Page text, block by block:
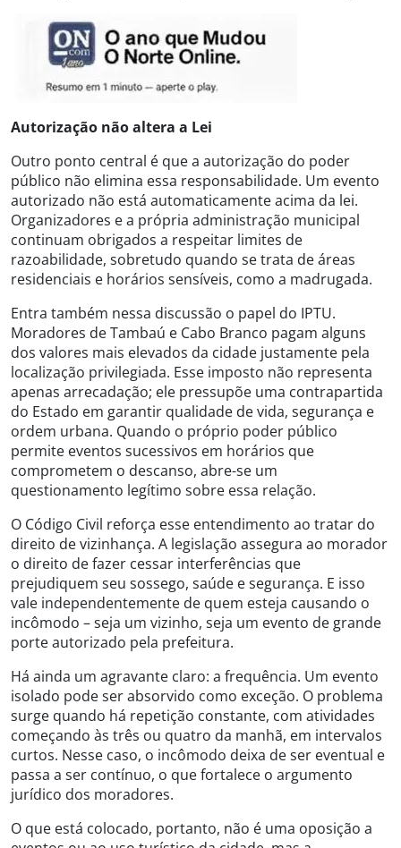
Autorização não altera a Lei
Outro ponto central é que a autorização do poder
público não elimina essa responsabilidade. Um evento
autorizado não está automaticamente acima da lei.
Organizadores e a própria administração municipal
continuam obrigados a respeitar limites de
razoabilidade, sobretudo quando se trata de áreas
residenciais e horários sensíveis, como a madrugada.
Entra também nessa discussão o papel do IPTU.
Moradores de Tambaú e Cabo Branco pagam alguns
dos valores mais elevados da cidade justamente pela
localização privilegiada. Esse imposto não representa
apenas arrecadação; ele pressupõe uma contrapartida
do Estado em garantir qualidade de vida, segurança e
ordem urbana. Quando o próprio poder público
permite eventos sucessivos em horários que
comprometem o descanso, abre-se um
questionamento legítimo sobre essa relação.
O Código Civil reforça esse entendimento ao tratar do
direito de vizinhança. A legislação assegura ao morador
o direito de fazer cessar interferências que
prejudiquem seu sossego, saúde e segurança. E isso
vale independentemente de quem esteja causando o
incômodo – seja um vizinho, seja um evento de grande
porte autorizado pela prefeitura.
Há ainda um agravante claro: a frequência. Um evento
isolado pode ser absorvido como exceção. O problema
surge quando há repetição constante, com atividades
começando às três ou quatro da manhã, em intervalos
curtos. Nesse caso, o incômodo deixa de ser eventual e
passa a ser contínuo, o que fortalece o argumento
jurídico dos moradores.
O que está colocado, portanto, não é uma oposição a